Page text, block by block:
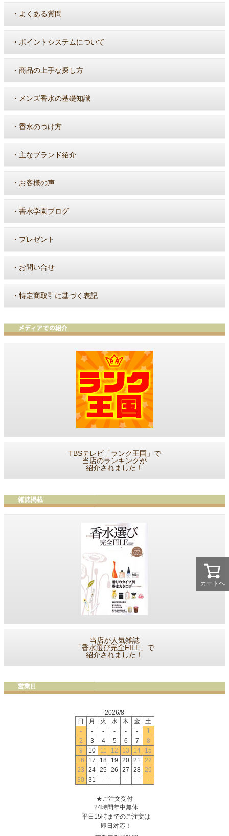
カートへ
・ よくある質問
・ ポイントシステムについて
・ 商品の上手な探し方
・ メンズ香水の基礎知識
・ 香水のつけ方
・ 主なブランド紹介
・ お客様の声
・ 香水学園ブログ
・ プレゼント
・ お問い合せ
・ 特定商取引に基づく表記
TBSテレビ「ランク王国」で
当店のランキングが
紹介されました！
当店が人気雑誌
「香水選び完全FILE」で
紹介されました！
2026/8
日
月 火 水 木 金
土
-
- - - - -
1
2
3 4 5 6 7
8
9
10 11 12 13 14
15
16
17 18 19 20 21
22
23
24 25 26 27 28 29
30
31 - - - - -
★ご注文受付
24時間年中無休
平日15時までのご注文は
即日対応！